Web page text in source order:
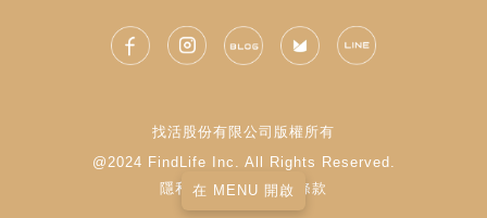
在 MENU 開啟
找活股份有限公司版權所有
@2024 FindLife Inc. All Rights Reserved.
隱私權政策
| 使用條款